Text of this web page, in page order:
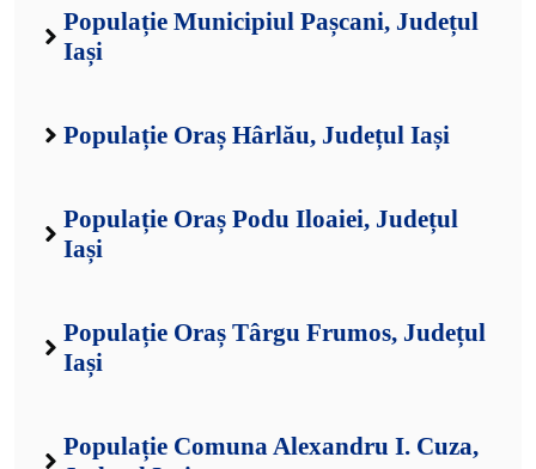
Populație Municipiul Pașcani, Județul
Iași
Populație Oraș Hârlău, Județul Iași
Populație Oraș Podu Iloaiei, Județul
Iași
Populație Oraș Târgu Frumos, Județul
Iași
Populație Comuna Alexandru I. Cuza,